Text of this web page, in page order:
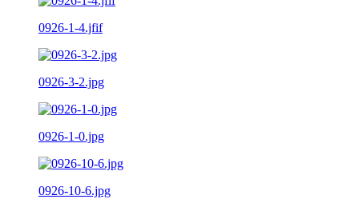
0926-1-4.jfif
0926-3-2.jpg
0926-1-0.jpg
0926-10-6.jpg